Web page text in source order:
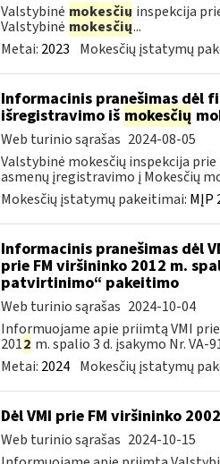
Valstybinė mokesčių inspekcija
Valstybinė mokesčių...
Metai: 2023 Mokesčių įstatymų
Informacinis pranešimas dėl
išregistravimo iš mokesčių
Web turinio sąrašas 2024-08-05
Valstybinė mokesčių inspekcija
asmenų įregistravimo į Mokesčių
Mokesčių įstatymų pakeitimai: MĮP
Informacinis pranešimas dėl
prie FM viršininko 2012 m.
patvirtinimo“ pakeitimo
Web turinio sąrašas 2024-10-04
Informuojame apie priimtą VMI prie
2012 m. spalio 3 d. įsakymo Nr. VA-
Metai: 2024 Mokesčių įstatymų
Dėl VMI prie FM viršininko
Web turinio sąrašas 2024-10-15